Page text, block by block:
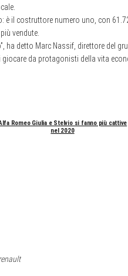
il costruttore numero uno, con
vendute.
ha detto Marc Nassif, direttore del
da protagonisti della vita
Romeo Giulia e Stelvio si fanno più cattive
nel 2020